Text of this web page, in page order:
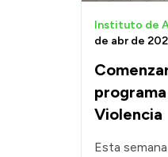
Violencia
Instituto de
de abr de
Esta